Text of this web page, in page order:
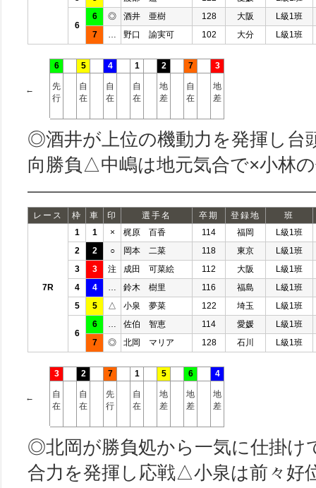
6
6 ◎ 酒井 亜樹 128 大阪
L級1班
7
野口 諭実可 102 大分 L級1班
←
6
先
行
5
自
在
4
自
在
1
自
在
2
地
差
7
自
在
3
地
差
◎酒井が上位の機動力を発揮し台
向勝負△中嶋は地元気合で×小林
レース 枠 車 印 選手名 卒期 登録地 班
7R
1 1 × 梶原 百香 114 福岡
L級1班
2
2 ○ 岡本 二菜 118 東京
L級1班
3
3 注 成田 可菜絵 112 大阪
L級1班
4
4 鈴木 樹里 116 福島
L級1班
5
5 △ 小泉 夢菜 122 埼玉 L級1班
6
6 佐伯 智恵 114 愛媛
L級1班
7
◎ 北岡 マリア 128 石川 L級1班
←
3
自
在
2
自
在
7
先
行
1
自
在
5
地
差
6
地
差
4
地
差
◎北岡が勝負処から一気に仕掛け
合力を発揮し応戦△小泉は前々好